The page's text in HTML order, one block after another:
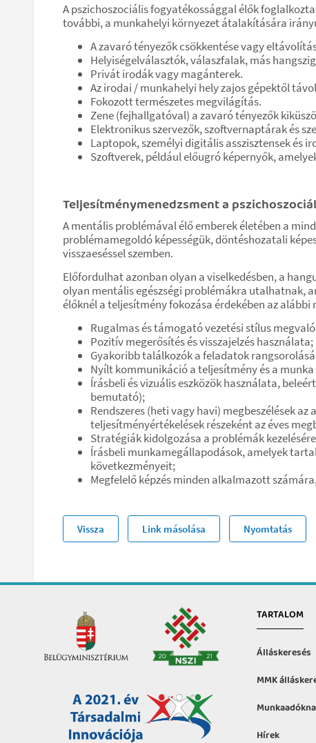
A pszichoszociális fogyatékossággal élők
további, a munkahelyi környezet átalakítására
A zavaró tényezők csökkentése vagy
Helyiségelválasztók, válaszfalak, más
Privát irodák vagy magánterek.
Az irodai / munkahelyi hely zajos gépektől
Fokozott természetes megvilágítás.
Zene (fejhallgatóval) a zavaró tényezők
Elektronikus szervezők, szoftvernaptárak és
Laptopok, személyi digitális asszisztensek és
Szoftverek, például előugró képernyők,
Teljesítménymenedzsment a
A mentális problémával élő emberek életében a
problémamegoldó képességük, döntéshozatali
visszaeséssel szemben.
Előfordulhat azonban olyan a viselkedésben, a
olyan mentális egészségi problémákra utalhatnak,
élőknél a teljesítmény fokozása érdekében az
Rugalmas és támogató vezetési stílus
Pozitív megerősítés és visszajelzés használata;
Gyakoribb találkozók a feladatok
Nyílt kommunikáció a teljesítmény és a
Írásbeli és vizuális eszközök használata,
bemutató);
Rendszeres (heti vagy havi) megbeszélések
teljesítményértékelések részeként az éves
Stratégiák kidolgozása a problémák
Írásbeli munkamegállapodások, amelyek
következményeit;
Megfelelő képzés minden alkalmazott
Vissza Link másolása Nyomtatás
TARTALOM
Álláskeresés
MMK
Hírek